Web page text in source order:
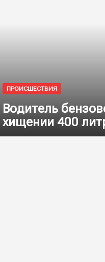
ПРОИСШЕСТВИЯ
Водитель
хищении 400